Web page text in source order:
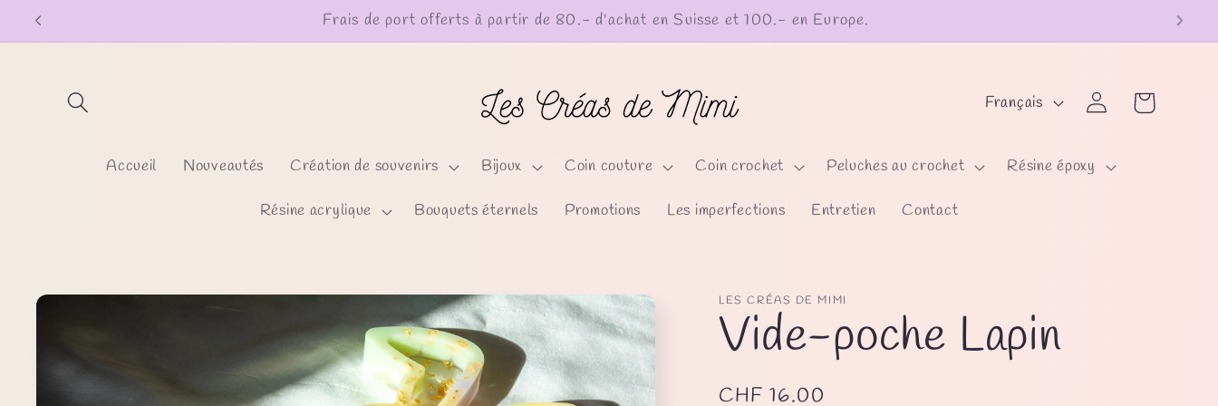
passer
au
Les Pampilles : C'est par ici !
Accueil Nouveautés Création de souvenirs Bijoux Coin couture Coin crochet Peluches au crochet Résine époxy
Résine acrylique Bouquets éternels Promotions Les imperfections Entretien Contact
L
n
Français Connexion Panier
Passer aux
LES CRÉAS DE MIMI
Vide-poche Lapin
Prix
CHF 16.00